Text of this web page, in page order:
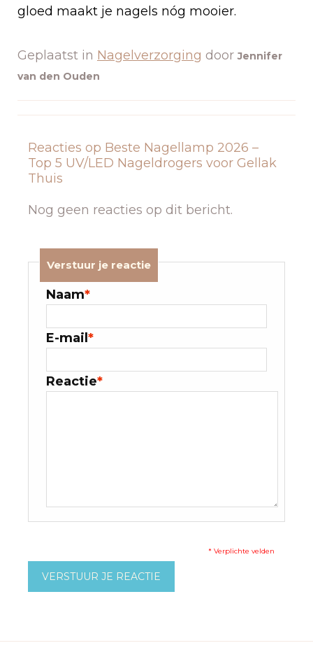
gloed maakt je nagels nóg mooier.
Geplaatst in Nagelverzorging doorJennifer
van den Ouden
Reacties op Beste Nagellamp 2026 –
Top 5 UV/LED Nageldrogers voor Gellak
Thuis
Nog geen reacties op dit bericht.
Verstuur je reactie
Naam*
E-mail *
Reactie*
* Verplichte velden
VERSTUUR JE REACTIE